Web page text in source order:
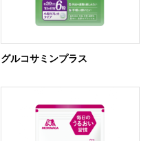
グルコサミンプラス